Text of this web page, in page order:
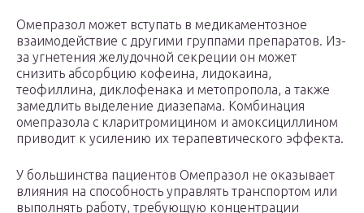
Омепразол может вступать в медикаментозное
взаимодействие с другими группами препаратов. Из-
за угнетения желудочной секреции он может
снизить абсорбцию кофеина, лидокаина,
теофиллина, диклофенака и метопропола, а также
замедлить выделение диазепама. Комбинация
омепразола с кларитромицином и амоксициллином
приводит к усилению их терапевтического эффекта.
У большинства пациентов Омепразол не оказывает
влияния на способность управлять транспортом или
выполнять работу, требующую концентрации